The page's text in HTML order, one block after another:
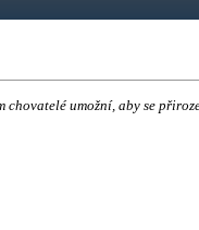
umožní, aby se